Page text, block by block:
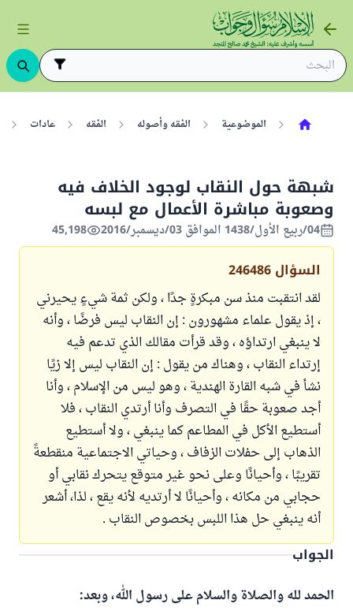
الموضوعية الفقه وأصوله الفقه عادات
شبهة حول النقاب لوجود الخلاف فيه
وصعوبة مباشرة الأعمال مع لبسه
04/ربيع الأول/1438 الموافق 03/ديسمبر/2016 45,198
السؤال 246486
لقد انتقبت منذ سن مبكرةٍ جدًا ، ولكن ثمة شيءٍ يحيرني
، إذ يقول علماء مشهورون : إن النقاب ليس فرضًا ، وأنه
لا ينبغي ارتداؤه ، وقد قرأت مقالك الذي تدعم فيه
إرتداء النقاب ، وهناك من يقول : إن النقاب ليس إلا زيًا
نشأ في شبه القارة الهندية ، وهو ليس من الإسلام ، وأنا
أجد صعوبة حقًا في التصرف وأنا أرتدي النقاب ، فلا
أستطيع الأكل في المطاعم كما ينبغي ، ولا أستطيع
الذهاب إلى حفلات الزفاف ، وحياتي الاجتماعية منقطعةً
تقريبًا ، وأحيانًا وعلى نحو غير متوقع يتحرك نقابي أو
حجابي من مكانه ، وأحيانًا لا أرتديه لأنه يقع ، لذا، أشعر
أنه ينبغي حل هذا اللبس بخصوص النقاب .
الجواب
الحمد لله والصلاة والسلام على رسول الله، وبعد: